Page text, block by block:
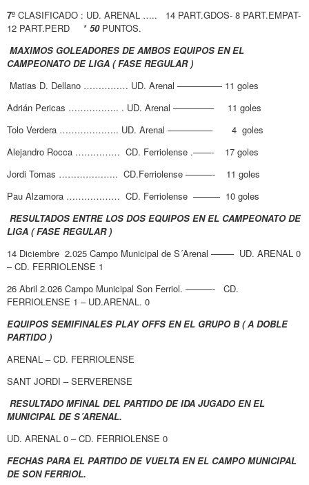
7º CLASIFICADO : UD. ARENAL ….. 14 PART.GDOS- 8 PART.EMPAT-
12 PART.PERD * 50 PUNTOS.
MAXIMOS GOLEADORES DE AMBOS EQUIPOS EN EL
CAMPEONATO DE LIGA ( FASE REGULAR )
Matias D. Dellano …………… UD. Arenal ————— 11 goles
Adrián Pericas …………….. . UD. Arenal ————– 11 goles
Tolo Verdera ……………….. UD. Arenal ————— 4 goles
Alejandro Rocca …………… CD. Ferriolense .——- 17 goles
Jordi Tomas ……………….. CD.Ferriolense ———- 11 goles
Pau Alzamora ……………… CD. Ferriolense ——— 10 goles
RESULTADOS ENTRE LOS DOS EQUIPOS EN EL CAMPEONATO DE
LIGA ( FASE REGULAR )
14 Diciembre 2.025 Campo Municipal de S´Arenal ——– UD. ARENAL 0
– CD. FERRIOLENSE 1
26 Abril 2.026 Campo Municipal Son Ferriol. ———- CD.
FERRIOLENSE 1 – UD.ARENAL. 0
EQUIPOS SEMIFINALES PLAY OFFS EN EL GRUPO B ( A DOBLE
PARTIDO )
ARENAL – CD. FERRIOLENSE
SANT JORDI – SERVERENSE
RESULTADO MFINAL DEL PARTIDO DE IDA JUGADO EN EL
MUNICIPAL DE S´ARENAL.
UD. ARENAL 0 – CD. FERRIOLENSE 0
FECHAS PARA EL PARTIDO DE VUELTA EN EL CAMPO MUNICIPAL
DE SON FERRIOL.